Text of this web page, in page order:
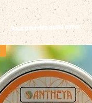
Vous pourriez aussi aimer